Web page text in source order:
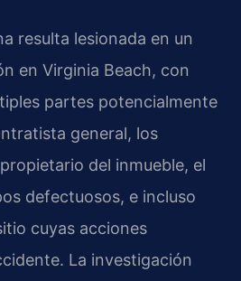
resulta lesionada en un
en Virginia Beach, con
partes potencialmente
general, los
del inmueble, el
defectuosos, e incluso
cuyas acciones
La investigación